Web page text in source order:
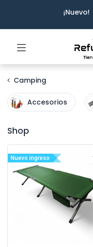
¡Nuevo!
Camping
Accesorios
Shop
Nuevo ingreso